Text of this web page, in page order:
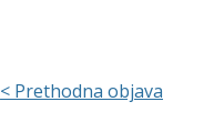
< Prethodna objava